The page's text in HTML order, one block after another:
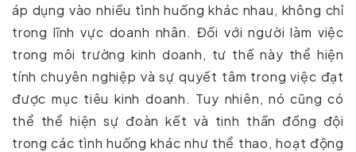
áp dụng vào nhiều tình huống khác nhau, không chỉ
trong lĩnh vực doanh nhân. Đối với người làm việc
trong môi trường kinh doanh, tư thế này thể hiện
tính chuyên nghiệp và sự quyết tâm trong việc đạt
được mục tiêu kinh doanh. Tuy nhiên, nó cũng có
thể thể hiện sự đoàn kết và tinh thần đồng đội
trong các tình huống khác như thể thao, hoạt động